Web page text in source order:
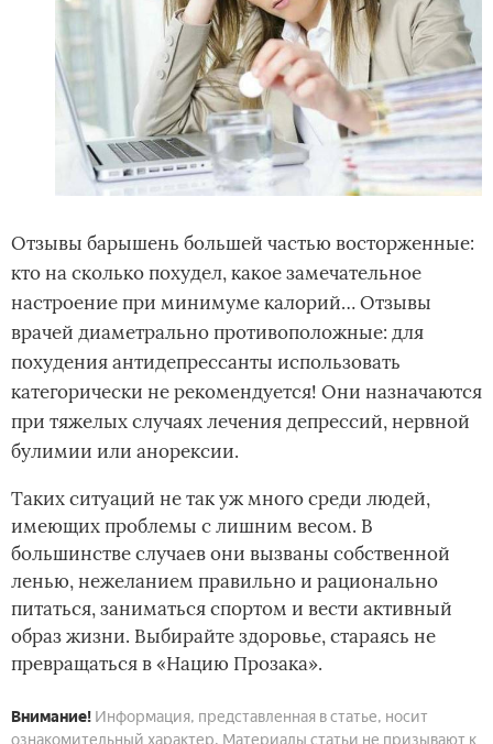
Отзывы барышень большей частью восторженные:
кто на сколько похудел, какое замечательное
настроение при минимуме калорий… Отзывы
врачей диаметрально противоположные: для
похудения антидепрессанты использовать
категорически не рекомендуется! Они назначаются
при тяжелых случаях лечения депрессий, нервной
булимии или анорексии.
Таких ситуаций не так уж много среди людей,
имеющих проблемы с лишним весом. В
большинстве случаев они вызваны собственной
ленью, нежеланием правильно и рационально
питаться, заниматься спортом и вести активный
образ жизни. Выбирайте здоровье, стараясь не
превращаться в «Нацию Прозака».
Внимание! Информация, представленная в статье, носит
ознакомительный характер. Материалы статьи не призывают к